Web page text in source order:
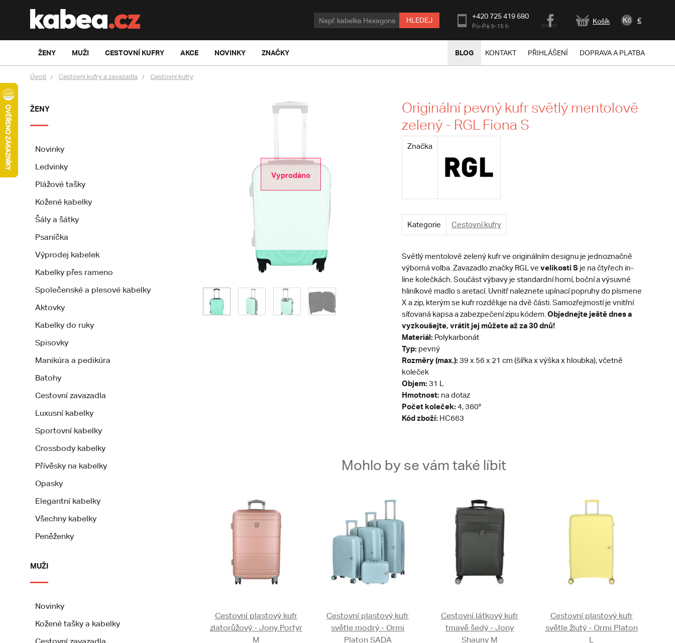
HLEDEJ +420 725 419 680
Po-Pá 9-15 h
Košík Kč €
ŽENY MUŽI CESTOVNÍ KUFRY AKCE NOVINKY ZNAČKY BLOG KONTAKT PŘIHLÁŠENÍ DOPRAVA A PLATBA
Úvod Cestovní kufry a zavazadla Cestovní kufry
ŽENY
Novinky
Ledvinky
Plážové tašky
Kožené kabelky
Šály a šátky
Psaníčka
Výprodej kabelek
Kabelky přes rameno
Společenské a plesové kabelky
Aktovky
Kabelky do ruky
Spisovky
Manikúra a pedikúra
Batohy
Cestovní zavazadla
Luxusní kabelky
Sportovní kabelky
Crossbody kabelky
Přívěsky na kabelky
Opasky
Elegantní kabelky
Všechny kabelky
Peněženky
MUŽI
Novinky
Kožené tašky a kabelky
Vyprodáno
Originální pevný kufr světlý mentolově
zelený - RGL Fiona S
Značka
Kategorie Cestovní kufry
Světlý mentolově zelený kufr ve originálním designu je jednoznačně
výborná volba. Zavazadlo značky RGL ve velikosti S je na čtyřech in-
line kolečkách. Součást výbavy je standardní horní, boční a výsuvné
hliníkové madlo s aretací. Uvnitř naleznete upínací popruhy do písmene
X a zip, kterým se kufr rozděluje na dvě části. Samozřejmostí je vnitřní
síťovaná kapsa a zabezpečení zipu kódem. Objednejte ještě dnes a
vyzkoušejte, vrátit jej můžete až za 30 dnů!
Materiál: Polykarbonát
Typ: pevný
Rozměry (max.): 39 x 56 x 21 cm (šířka x výška x hloubka), včetně
koleček
Objem: 31 L
Hmotnost: na dotaz
Počet koleček: 4, 360°
Kód zboží: HC663
Mohlo by se vám také líbit
Cestovní plastový kufr
zlatorůžový - Jony Porfyr
M
Cestovní plastový kufr
světle modrý - Ormi
Platon SADA
Cestovní látkový kufr
tmavě šedý - Jony
Shauny M
Cestovní plastový kufr
světle žlutý - Ormi Platon
L